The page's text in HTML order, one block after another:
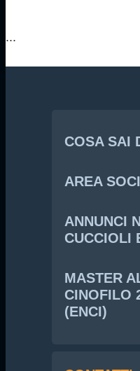
...
COSA SAI
AREA SOCI
ANNUNCI
CUCCIOLI
MASTER
CINOFILO
(ENCI)